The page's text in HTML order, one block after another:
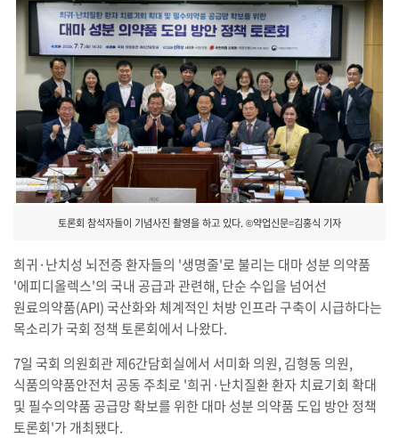
토론회 참석자들이 기념사진 촬영을 하고 있다. ©약업신문=김홍식 기자
희귀·난치성 뇌전증 환자들의 '생명줄'로 불리는 대마 성분 의약품
'에피디올렉스'의 국내 공급과 관련해, 단순 수입을 넘어선
원료의약품(API) 국산화와 체계적인 처방 인프라 구축이 시급하다는
목소리가 국회 정책 토론회에서 나왔다.
7일 국회 의원회관 제6간담회실에서 서미화 의원, 김형동 의원,
식품의약품안전처 공동 주최로 '희귀·난치질환 환자 치료기회 확대
및 필수의약품 공급망 확보를 위한 대마 성분 의약품 도입 방안 정책
토론회'가 개최됐다.